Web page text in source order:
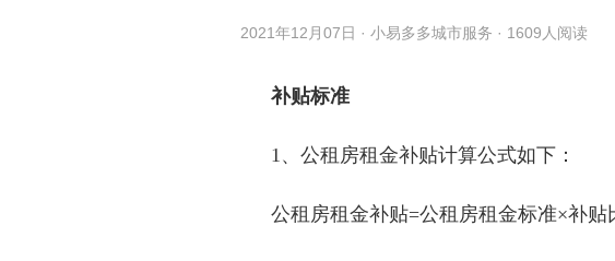
2021年12月07日 · 小易多多城市服务 · 1609人阅读
补贴标准
1、公租房租金补贴计算公式如下：
公租房租金补贴=公租房租金标准×补贴